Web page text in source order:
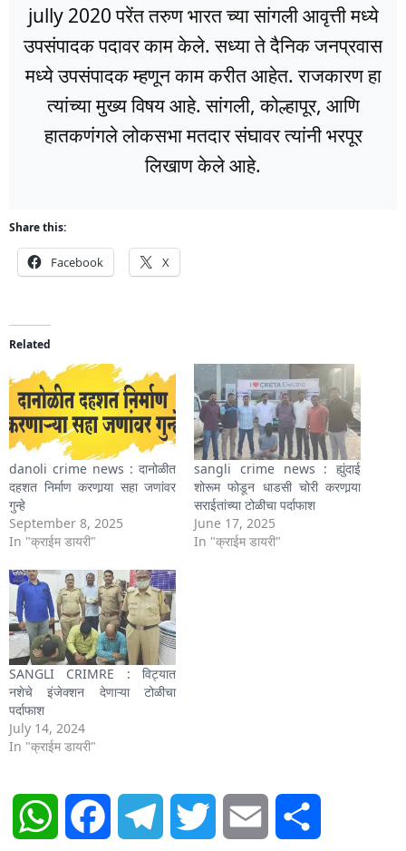
jully 2020 परेंत तरुण भारत च्या सांगली आवृत्ती मध्ये
उपसंपादक पदावर काम केले. सध्या ते दैनिक जनप्रवास
मध्ये उपसंपादक म्हणून काम करीत आहेत. राजकारण हा
त्यांच्या मुख्य विषय आहे. सांगली, कोल्हापूर, आणि
हातकणंगले लोकसभा मतदार संघावर त्यांनी भरपूर
लिखाण केले आहे.
Share this:
Facebook X
Related
danoli crime news : दानोळीत
दहशत निर्माण करणार्‍या सहा जणांवर
गुन्हे
September 8, 2025
In "क्राईम डायरी"
sangli crime news : ह्युंदाई
शोरूम फोडून धाडसी चोरी करणार्‍या
सराईतांच्या टोळीचा पर्दाफाश
June 17, 2025
In "क्राईम डायरी"
SANGLI CRIMRE : विट्यात
नशेचे इंजेक्शन देणाऱ्या टोळीचा
पर्दाफाश
July 14, 2024
In "क्राईम डायरी"
WhatsAppFacebook Telegram Twitter Email